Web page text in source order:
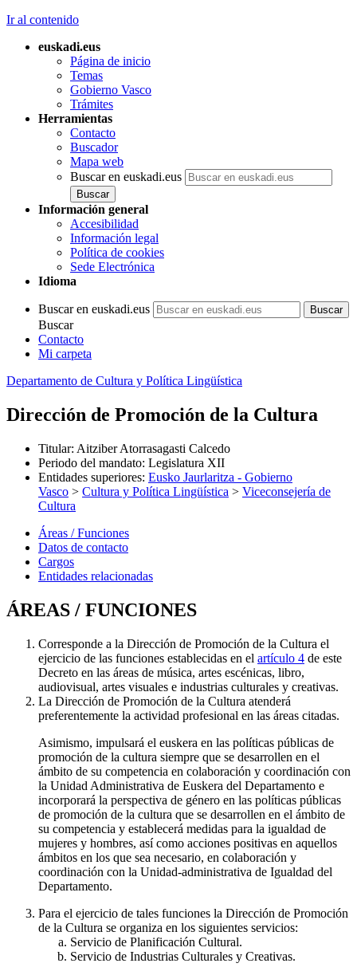
Ir al contenido
euskadi.eus
Página de inicio
Temas
Gobierno Vasco
Trámites
Herramientas
Contacto
Buscador
Mapa web
Buscar en euskadi.eus
Información general
Accesibilidad
Información legal
Política de cookies
Sede Electrónica
Idioma
Buscar en euskadi.eus
Buscar
Contacto
Mi carpeta
Departamento de Cultura y Política Lingüística
Dirección de Promoción de la Cultura
Titular: Aitziber Atorrasagasti Calcedo
Periodo del mandato: Legislatura XII
Entidades superiores: Eusko Jaurlaritza - Gobierno
Vasco > Cultura y Política Lingüística > Viceconsejería de
Cultura
Áreas / Funciones
Datos de contacto
Cargos
Entidades relacionadas
ÁREAS / FUNCIONES
Corresponde a la Dirección de Promoción de la Cultura el
ejercicio de las funciones establecidas en el artículo 4 de este
Decreto en las áreas de música, artes escénicas, libro,
audiovisual, artes visuales e industrias culturales y creativas.
La Dirección de Promoción de la Cultura atenderá
preferentemente la actividad profesional en las áreas citadas.
Asimismo, impulsará el euskera en las políticas públicas de
promoción de la cultura siempre que se desarrollen en el
ámbito de su competencia en colaboración y coordinación con
la Unidad Administrativa de Euskera del Departamento e
incorporará la perspectiva de género en las políticas públicas
de promoción de la cultura que se desarrollen en el ámbito de
su competencia y establecerá medidas para la igualdad de
mujeres y hombres, así como acciones positivas en aquellos
ámbitos en los que sea necesario, en colaboración y
coordinación con la Unidad-administrativa de Igualdad del
Departamento.
Para el ejercicio de tales funciones la Dirección de Promoción
de la Cultura se organiza en los siguientes servicios:
Servicio de Planificación Cultural.
Servicio de Industrias Culturales y Creativas.